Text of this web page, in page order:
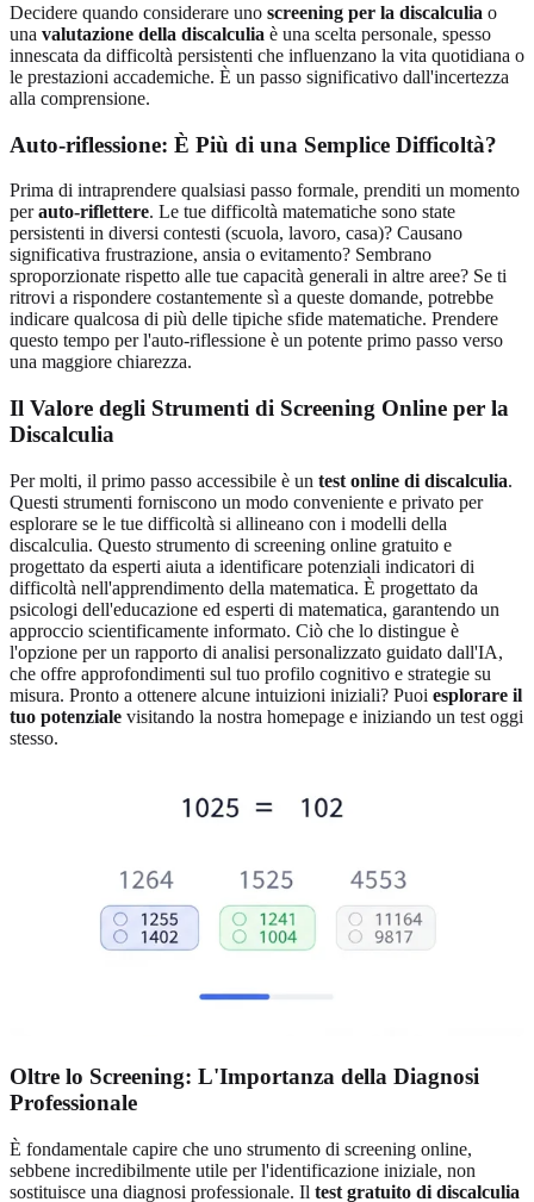
Decidere quando considerare uno screening per la discalculia o
una valutazione della discalculia è una scelta personale, spesso
innescata da difficoltà persistenti che influenzano la vita quotidiana o
le prestazioni accademiche. È un passo significativo dall'incertezza
alla comprensione.
Auto-riflessione: È Più di una Semplice Difficoltà?
Prima di intraprendere qualsiasi passo formale, prenditi un momento
perauto-riflettere. Le tue difficoltà matematiche sono state
persistenti in diversi contesti (scuola, lavoro, casa)? Causano
significativa frustrazione, ansia o evitamento? Sembrano
sproporzionate rispetto alle tue capacità generali in altre aree? Se ti
ritrovi a rispondere costantemente sì a queste domande, potrebbe
indicare qualcosa di più delle tipiche sfide matematiche. Prendere
questo tempo per l'auto-riflessione è un potente primo passo verso
una maggiore chiarezza.
Il Valore degli Strumenti di Screening Online per la
Discalculia
Per molti, il primo passo accessibile è un test online di discalculia.
Questi strumenti forniscono un modo conveniente e privato per
esplorare se le tue difficoltà si allineano con i modelli della
discalculia. Questo strumento di screening online gratuito e
progettato da esperti aiuta a identificare potenziali indicatori di
difficoltà nell'apprendimento della matematica. È progettato da
psicologi dell'educazione ed esperti di matematica, garantendo un
approccio scientificamente informato. Ciò che lo distingue è
l'opzione per un rapporto di analisi personalizzato guidato dall'IA,
che offre approfondimenti sul tuo profilo cognitivo e strategie su
misura. Pronto a ottenere alcune intuizioni iniziali? Puoi esplorare il
tuo potenziale visitando la nostra homepage e iniziando un test oggi
stesso.
Oltre lo Screening: L'Importanza della Diagnosi
Professionale
È fondamentale capire che uno strumento di screening online,
sebbene incredibilmente utile per l'identificazione iniziale, non
sostituisce una diagnosi professionale. Il test gratuito di discalculia